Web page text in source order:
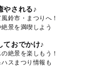
やされる♪
鈴市・まつりへ！
景を満喫しよう
ておでかけ♪
絶景を楽しもう！
スまつり情報も